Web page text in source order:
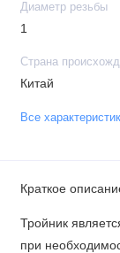
Диаметр резьбы
1
Страна
Китай
Все
Краткое
Тройник
при